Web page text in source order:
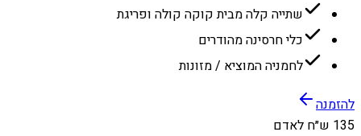
שתייה קלה מבית קוקה קולה ופריגת
כלי חרסינה מהודרים
לחמניה המוציא / מזונות
להזמנה
135 ש״ח לאדם